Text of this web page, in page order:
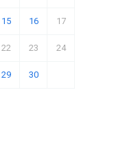
15 16 17
22 23 24
29 30